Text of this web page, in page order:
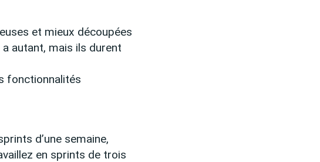
et mieux découpées
a autant, mais ils durent
fonctionnalités
d’une semaine,
en sprints de trois